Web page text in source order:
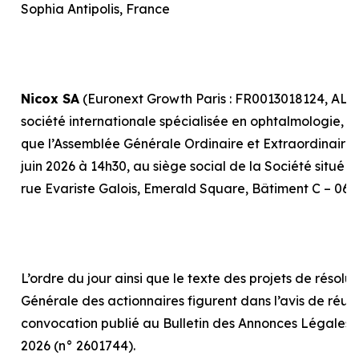
Sophia Antipolis, France
Nicox SA (Euronext Growth Paris : FR0013018124,
société internationale spécialisée en ophtalmologie,
que l’Assemblée Générale Ordinaire et
juin 2026 à 14h30, au siège social de la Société situé
rue Evariste Galois, Emerald Square, Bâtiment C –
L’ordre du jour ainsi que le texte des projets de
Générale des actionnaires figurent dans l’avis de
convocation publié au Bulletin des Annonces Légales
2026 (n° 2601744).